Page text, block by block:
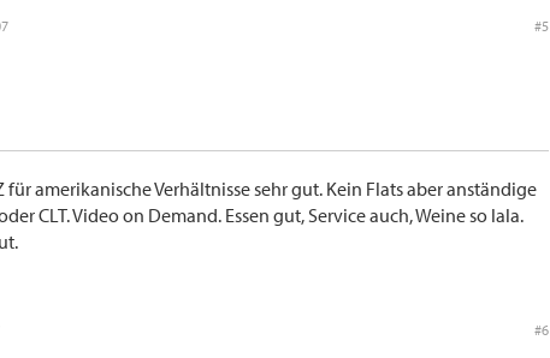
#5
für amerikanische Verhältnisse sehr gut. Kein Flats aber anständige
CLT. Video on Demand. Essen gut, Service auch, Weine so lala.
#6